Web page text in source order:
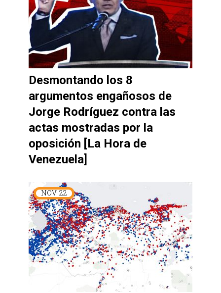
Desmontando los 8
argumentos engañosos de
Jorge Rodríguez contra las
actas mostradas por la
oposición [La Hora de
Venezuela]
NOV 22